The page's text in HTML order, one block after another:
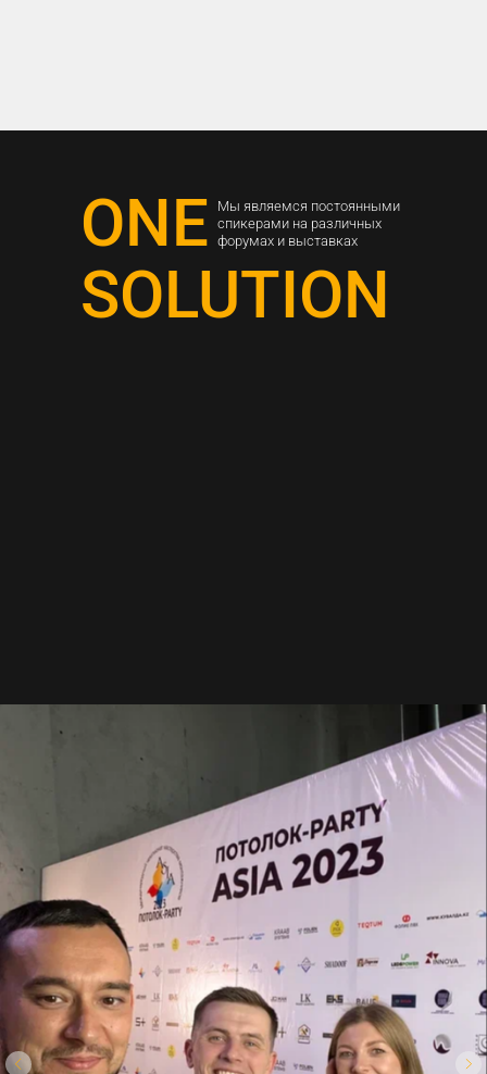
ONE
SOLUTION
Мы являемся постоянными
спикерами на различных
форумах и выставках